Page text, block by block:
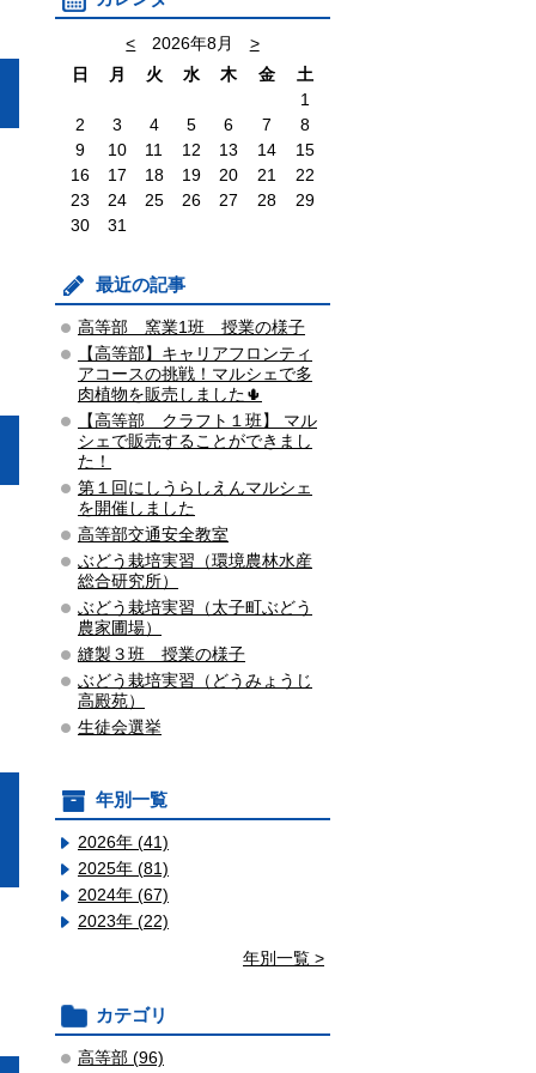
< 2026年8月
>
日
月 火 水 木 金
土
1
2
3 4 5 6 7
8
9
10 11 12 13 14
15
16
17 18 19 20 21
22
23
24 25 26 27 28
29
30
31
最近の記事
高等部 窯業1班 授業の様子
【高等部】キャリアフロンティ
アコースの挑戦！マルシェで多
肉植物を販売しました🌵
【高等部 クラフト１班】 マル
シェで販売することができまし
た！
第１回にしうらしえんマルシェ
を開催しました
高等部交通安全教室
ぶどう栽培実習（環境農林水産
総合研究所）
ぶどう栽培実習（太子町ぶどう
農家圃場）
縫製３班 授業の様子
ぶどう栽培実習（どうみょうじ
高殿苑）
生徒会選挙
年別一覧
2026年 (41)
2025年 (81)
2024年 (67)
2023年 (22)
年別一覧 >
カテゴリ
高等部 (96)